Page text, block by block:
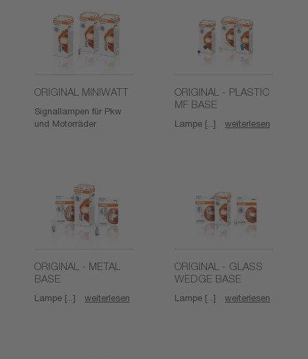
ORIGINAL MINIWATT
Signallampen für Pkw
und Motorräder
ORIGINAL - PLASTIC
MF BASE
Lampe [...] weiterlesen
ORIGINAL - METAL
BASE
Lampe [...] weiterlesen
ORIGINAL - GLASS
WEDGE BASE
Lampe [...] weiterlesen